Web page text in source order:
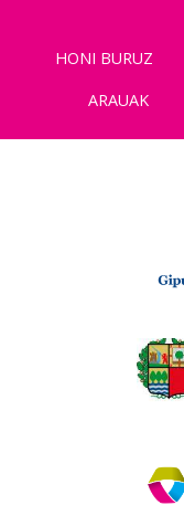
HONI BURUZ
ARAUAK